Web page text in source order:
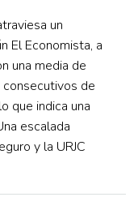
un
El Economista, a
una media de
consecutivos de
que indica una
escalada
y la URJC